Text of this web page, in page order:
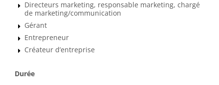
Directeurs marketing, responsable marketing, chargé
de marketing/communication
Gérant
Entrepreneur
Créateur d’entreprise
Durée